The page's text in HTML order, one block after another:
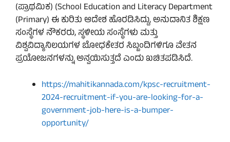
(ಪ್ರಾಥಮಿಕ) (School Education and Literacy Department
(Primary) ಈ ಕುರಿತು ಆದೇಶ ಹೊರಡಿಸಿದ್ದು, ಅನುದಾನಿತ ಶಿಕ್ಷಣ
ಸಂಸ್ಥೆಗಳ ನೌಕರರು, ಸ್ಥಳೀಯ ಸಂಸ್ಥೆಗಳು ಮತ್ತು
ವಿಶ್ವವಿದ್ಯಾನಿಲಯಗಳ ಬೋಧಕೇತರ ಸಿಬ್ಬಂದಿಗಳಿಗೂ ವೇತನ
ಪ್ರಯೋಜನಗಳನ್ನು ಅನ್ವಯಿಸುತ್ತದೆ ಎಂದು ಖಚಿತಪಡಿಸಿದೆ.
https://mahitikannada.com/kpsc-recruitment-
2024-recruitment-if-you-are-looking-for-a-
government-job-here-is-a-bumper-
opportunity/